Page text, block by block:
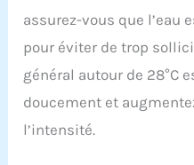
assurez-vous que l’eau
pour éviter de trop
général autour de 28°C
doucement et
l’intensité.